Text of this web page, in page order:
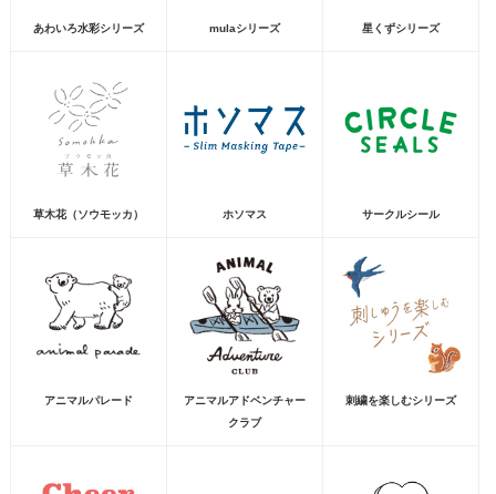
あわいろ水彩シリーズ mulaシリーズ 星くずシリーズ
草木花（ソウモッカ） ホソマス サークルシール
アニマルパレード
アニマルアドベンチャー
クラブ
刺繍を楽しむシリーズ